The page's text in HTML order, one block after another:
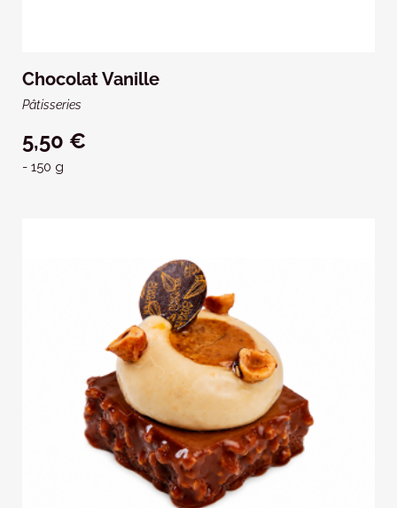
Chocolat Vanille
Pâtisseries
5,50 €
- 150 g